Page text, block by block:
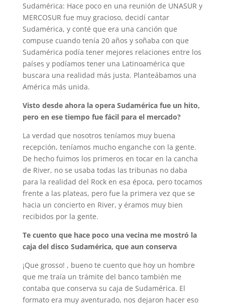
Sudamérica: Hace poco en una reunión de UNASUR y
MERCOSUR fue muy gracioso, decidí cantar
Sudamérica, y conté que era una canción que
compuse cuando tenía 20 años y soñaba con que
Sudamérica podía tener mejores relaciones entre los
países y podíamos tener una Latinoamérica que
buscara una realidad más justa. Planteábamos una
América más unida.
Visto desde ahora la opera Sudamérica fue un hito,
pero en ese tiempo fue fácil para el mercado?
La verdad que nosotros teníamos muy buena
recepción, teníamos mucho enganche con la gente.
De hecho fuimos los primeros en tocar en la cancha
de River, no se usaba todas las tribunas no daba
para la realidad del Rock en esa época, pero tocamos
frente a las plateas, pero fue la primera vez que se
hacia un concierto en River, y éramos muy bien
recibidos por la gente.
Te cuento que hace poco una vecina me mostró la
caja del disco Sudamérica, que aun conserva
¡Que grosso! , bueno te cuento que hoy un hombre
que me traía un trámite del banco también me
contaba que conserva su caja de Sudamérica. El
formato era muy aventurado, nos dejaron hacer eso